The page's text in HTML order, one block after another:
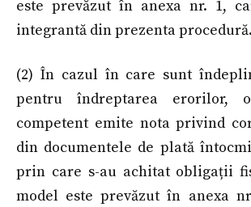
este prevăzut în anexa nr. 1,
integrantă din prezenta procedură.
(2) În cazul în care sunt
pentru îndreptarea erorilor,
competent emite nota privind
din documentele de plată
prin care s-au achitat obligații
model este prevăzut în anexa